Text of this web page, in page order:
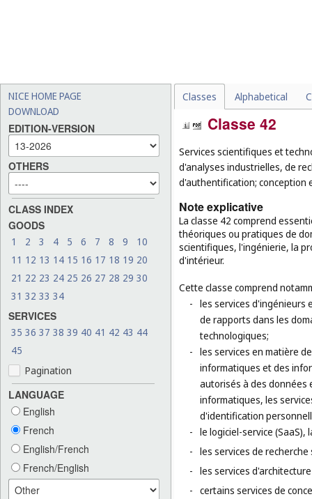
NICE HOME PAGE
DOWNLOAD
EDITION-VERSION
OTHERS
CLASS INDEX
GOODS
1 2 3 4 5 6 7 8 9
10
11 12 13 14 15 16 17 18 19 20
21 22 23 24 25 26 27 28 29 30
31 32 33 34
SERVICES
35 36 37 38 39 40 41 42 43 44
45
Pagination
LANGUAGE
English
French
English/French
French/English
Classes Alphabetical
Classe 42
Services scientifiques et
d'analyses industrielles, de
d'authentification; conception
Note explicative
La classe 42 comprend
théoriques ou pratiques de
scientifiques, l'ingénierie, la
d'intérieur.
Cette classe comprend
- les services d'ingénieurs
de rapports dans les
technologiques;
- les services en matière
informatiques et des
autorisés à des données
informatiques, les
d'identification
- le logiciel-service
- les services de
- les services
- certains services de